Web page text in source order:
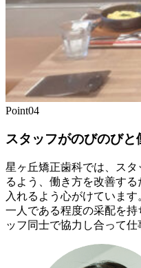
Point04
スタッフがのびのび
星ヶ丘矯正歯科では、ス
るよう、働き方を改善す
入れるよう心がけています
一人である程度の采配を
ッフ同士で協力し合って仕